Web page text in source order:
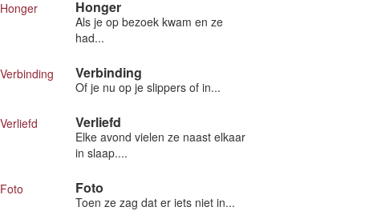
Honger
Als je op bezoek kwam en ze
had...
Verbinding
Of je nu op je slippers of in...
Verliefd
Elke avond vielen ze naast elkaar
in slaap....
Foto
Toen ze zag dat er iets niet in...